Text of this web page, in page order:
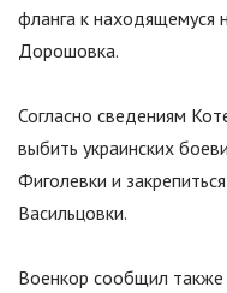
фланга к находящемуся
Дорошовка.
Согласно сведениям
выбить украинских
Фиголевки и
Васильцовки.
Военкор сообщил также